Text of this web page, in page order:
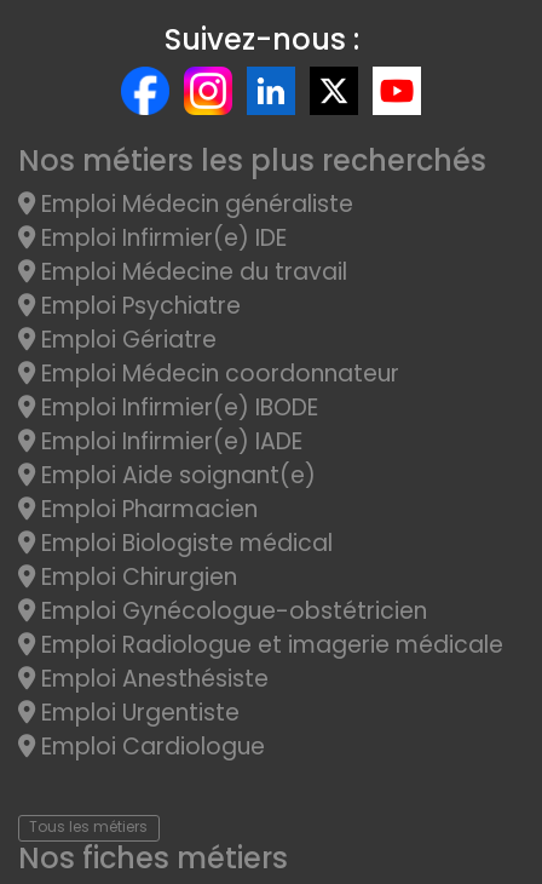
Suivez-nous :
Nos métiers les plus recherchés
Emploi Médecin généraliste
Emploi Infirmier(e) IDE
Emploi Médecine du travail
Emploi Psychiatre
Emploi Gériatre
Emploi Médecin coordonnateur
Emploi Infirmier(e) IBODE
Emploi Infirmier(e) IADE
Emploi Aide soignant(e)
Emploi Pharmacien
Emploi Biologiste médical
Emploi Chirurgien
Emploi Gynécologue-obstétricien
Emploi Radiologue et imagerie médicale
Emploi Anesthésiste
Emploi Urgentiste
Emploi Cardiologue
Tous les métiers
Nos fiches métiers